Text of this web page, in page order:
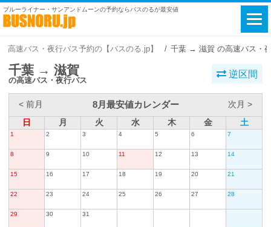
ブルーライナー・サンアンドムーンの予約ならバスのるが最安値
高速バス・夜行バス予約の【バスのる.jp】 千葉 → 滋賀 の高速バス・
千葉 → 滋賀
の高速バス・夜行バス
逆区間
< 前月 8月最安値カレンダー
次月 >
日
月 火 水 木 金 土
1 2 3 4 5 6 7
8 9 10 11 12 13 14
15 16 17 18 19 20 21
22 23 24 25 26 27 28
29 30 31